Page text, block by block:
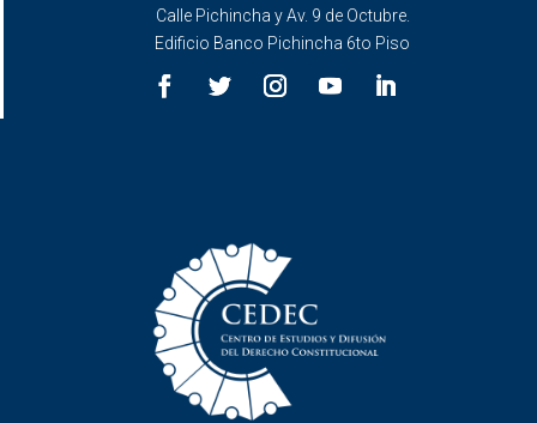
Calle Pichincha y Av. 9 de Octubre.
Edificio Banco Pichincha 6to Piso